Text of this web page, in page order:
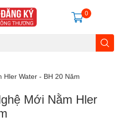
0
Hler Water - BH 20 Năm
Mới Nằm Hler